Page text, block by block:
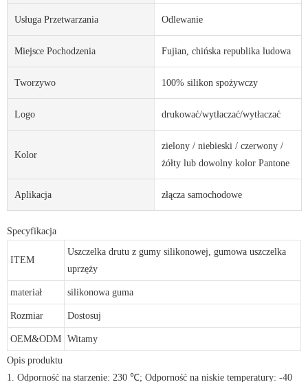
Usługa Przetwarzania Odlewanie
Miejsce Pochodzenia Fujian, chińska republika ludowa
Tworzywo 100% silikon spożywczy
Logo drukować/wytłaczać/wytłaczać
Kolor
zielony / niebieski / czerwony /
żółty lub dowolny kolor Pantone
Aplikacja złącza samochodowe
Specyfikacja
ITEM
Uszczelka drutu z gumy silikonowej, gumowa uszczelka
uprzęży
materiał silikonowa guma
Rozmiar Dostosuj
OEM&ODM Witamy
Opis produktu
1. Odporność na starzenie: 230 ℃; Odporność na niskie temperatury: -40